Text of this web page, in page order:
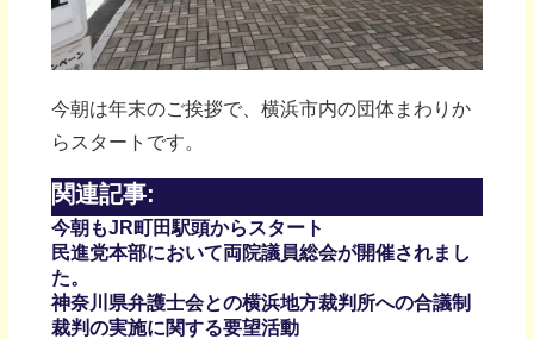
今朝は年末のご挨拶で、横浜市内の団体まわりか
らスタートです。
関連記事:
今朝もJR町田駅頭からスタート
民進党本部において両院議員総会が開催されまし
た。
神奈川県弁護士会との横浜地方裁判所への合議制
裁判の実施に関する要望活動